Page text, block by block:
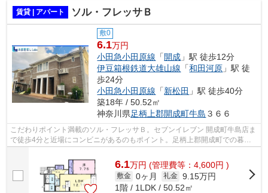
賃貸 | アパート ソル・フレッサＢ
敷0
6.1万円
小田急小田原線 「開成 」駅 徒歩12分
伊豆箱根鉄道大雄山線 「和田河原 」駅 徒
歩24分
小田急小田原線 「新松田 」駅 徒歩40分
築18年 / 50.52㎡
神奈川県足柄上郡開成町牛島 ３６６
こだわりポイント満載のソル・フレッサＢ。セブンイレブン 開成町牛島店ま
で徒歩4分と近場にコンビニがあるのもポイント。足柄上郡開成町での暮ら
6.1万円 (管理費等：4,600円 )
敷金 0ヶ月 礼金 9.15万円
1階 / 1LDK / 50.52㎡